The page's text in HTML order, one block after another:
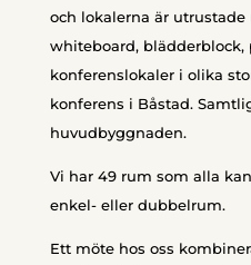
och lokalerna är
whiteboard, blädderblock,
konferenslokaler i olika
konferens i Båstad.
huvudbyggnaden.
Vi har 49 rum som alla
enkel- eller dubbelrum.
Ett möte hos oss